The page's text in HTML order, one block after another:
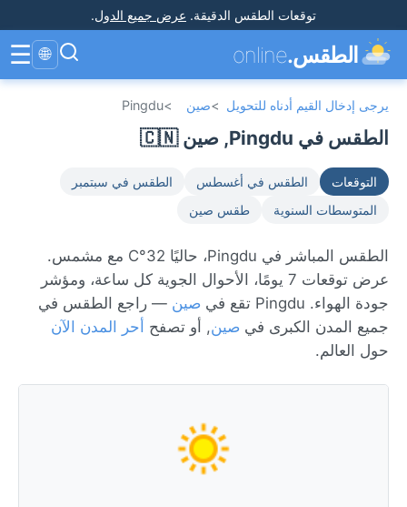
توقعات الطقس الدقيقة. عرض جميع الدول.
الطقس.online
🌐
☰
يرجى إدخال القيم أدناه للتحويل >صين >
Pingdu
الطقس في Pingdu, صين 🇨🇳
التوقعات الطقس في أغسطس
الطقس في سبتمبر
المتوسطات السنوية
طقس صين
الطقس المباشر في Pingdu، حاليًا 32°C مع مشمس.
عرض توقعات 7 يومًا، الأحوال الجوية كل ساعة، ومؤشر
جودة الهواء. Pingdu تقع في
صين — راجع الطقس في
جميع المدن الكبرى في صين, أو تصفح أحر المدن الآن
حول العالم.